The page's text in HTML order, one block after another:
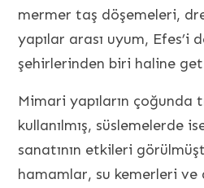
mermer taş döşemeleri,
yapılar arası uyum, Efes’i
şehirlerinden biri haline
Mimari yapıların
kullanılmış, süslemelerde
sanatının etkileri
hamamlar, su kemerleri ve